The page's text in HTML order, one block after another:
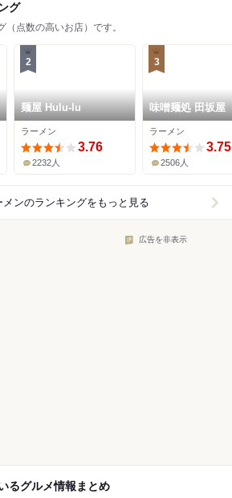
グ
（点数の高いお店）です。
2
麺屋 Hulu-lu
ラーメン
3.76
2232人
3
味噌麺処 田坂屋
ラーメン
3.75
2506人
メンのランキングをもっと見る
広告を非表示
るグルメ情報まとめ